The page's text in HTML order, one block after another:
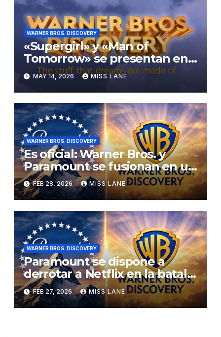
WARNER BROS. DISCOVERY
«Supergirl» y «Man of
Tomorrow» se presentan en
los Upfronts de Warner Bros.
MAY 14, 2026 MISS LANE
WARNER BROS. DISCOVERY
Es oficial: Warner Bros. y
Paramount se fusionan en un
acuerdo multimillonario por
valor de 110 000 millones de
dólares
FEB 28, 2026 MISS LANE
WARNER BROS. DISCOVERY
Paramount se dispone a
derrotar a Netflix en la batalla
por Warner Bros., pero ¿qué
significa esto para los fans de
Superman?
FEB 27, 2026 MISS LANE